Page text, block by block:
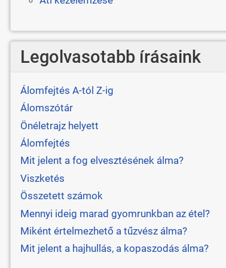
Legolvasotabb írásaink
Álomfejtés A-tól Z-ig
Álomszótár
Önéletrajz helyett
Álomfejtés
Mit jelent a fog elvesztésének álma?
Viszketés
Összetett számok
Mennyi ideig marad gyomrunkban az étel?
Miként értelmezhető a tűzvész álma?
Mit jelent a hajhullás, a kopaszodás álma?